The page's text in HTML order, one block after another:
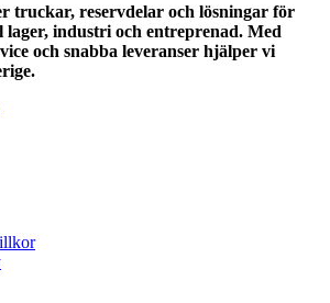
truckar, reservdelar och lösningar för
industri och entreprenad. Med
och snabba leveranser hjälper vi